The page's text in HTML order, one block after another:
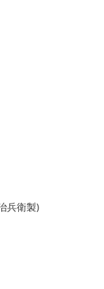
兵衛製)